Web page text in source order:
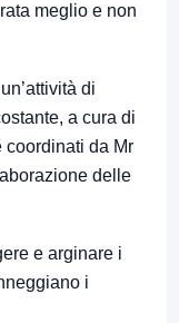
meglio e non
di
a cura di
coordinati da Mr
delle
e arginare i
i